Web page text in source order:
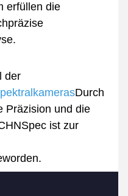
erfüllen die
der
Durch
Präzision und die
ist zur